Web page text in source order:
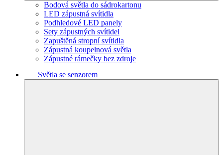
Bodová světla do sádrokartonu
LED zápustná svítidla
Podhledové LED panely
Sety zápustných svítidel
Zapuštěná stropní svítidla
Zápustná koupelnová světla
Zápustné rámečky bez zdroje
Světla se senzorem